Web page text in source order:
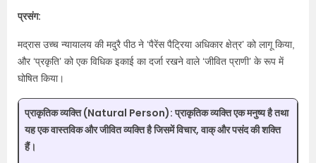
प्रसंग:
मद्रास उच्च न्यायालय की मदुरै पीठ ने ‘पैरेंस पैट्रिया अधिकार क्षेत्र’ को लागू किया,
और ‘प्रकृति’ को एक विधिक इकाई का दर्जा रखने वाले ‘जीवित प्राणी’ के रूप में
घोषित किया।
प्राकृतिक व्यक्ति (Natural Person):प्राकृतिक व्यक्ति एक मनुष्य है तथा
यह एक वास्तविक और जीवित व्यक्ति है जिसमें विचार, वाक् और पसंद की शक्ति
हैं।